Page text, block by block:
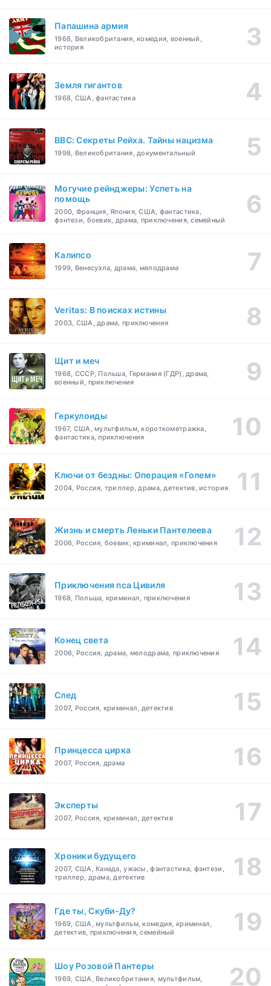
Папашина армия
1968, Великобритания, комедия, военный,
история
Земля гигантов
1968, США, фантастика
BBC: Секреты Рейха. Тайны нацизма
1998, Великобритания, документальный
Могучие рейнджеры: Успеть на
помощь
2000, Франция, Япония, США, фантастика,
фэнтези, боевик, драма, приключения, семейный
Калипсо
1999, Венесуэла, драма, мелодрама
Veritas: В поисках истины
2003, США, драма, приключения
Щит и меч
1968, СССР, Польша, Германия (ГДР), драма,
военный, приключения
Геркулоиды
1967, США, мультфильм, короткометражка,
фантастика, приключения
Ключи от бездны: Операция «Голем»
2004, Россия, триллер, драма, детектив, история
Жизнь и смерть Леньки Пантелеева
2006, Россия, боевик, криминал, приключения
Приключения пса Цивиля
1968, Польша, криминал, приключения
Конец света
2006, Россия, драма, мелодрама, приключения
След
2007, Россия, криминал, детектив
Принцесса цирка
2007, Россия, драма
Эксперты
2007, Россия, криминал, детектив
Хроники будущего
2007, США, Канада, ужасы, фантастика, фэнтези,
триллер, драма, детектив
Где ты, Скуби-Ду?
1969, США, мультфильм, комедия, криминал,
детектив, приключения, семейный
Шоу Розовой Пантеры
1969, США, Великобритания, мультфильм,